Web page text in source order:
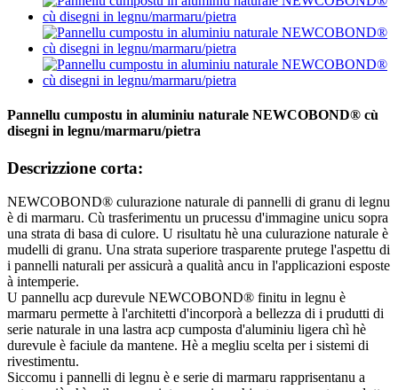
Pannellu cumpostu in aluminiu naturale NEWCOBOND® cù
disegni in legnu/marmaru/pietra
Descrizzione corta:
NEWCOBOND® culurazione naturale di pannelli di granu di legnu
è di marmaru. Cù trasferimentu un prucessu d'immagine unicu sopra
una strata di basa di culore. U risultatu hè una culurazione naturale è
mudelli di granu. Una strata superiore trasparente prutege l'aspettu di
i pannelli naturali per assicurà a qualità ancu in l'applicazioni esposte
à intemperie.
U pannellu acp durevule NEWCOBOND® finitu in legnu è
marmaru permette à l'architetti d'incorporà a bellezza di i prudutti di
serie naturale in una lastra acp cumposta d'aluminiu ligera chì hè
durevule è faciule da mantene. Hè a megliu scelta per i sistemi di
rivestimentu.
Siccomu i pannelli di legnu è e serie di marmaru rapprisentanu a